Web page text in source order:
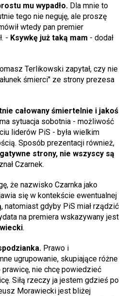
mu wypadło. Dla mnie to
tego nie neguję, ale proszę
wtedy pan premier
- Ksywkę już taką mam - dodał
Terlikowski zapytał, czy nie
śmierci" ze strony prezesa
całowany śmiertelnie i jakoś
sytuacja sobotnia - możliwość
liderów PiS - była wielkim
Sposób prezentacji również,
strony, nie wszyscy są
Czarnek.
że nazwisko Czarnka jako
się w kontekście ewentualnej
, natomiast gdyby PiS miał rządzić
na premiera wskazywany jest
.
Prawo i
ugrupowanie, skupiające różne
nie chcę powiedzieć
Siłą rzeczy ja jestem gdzieś po
Morawiecki jest bliżej